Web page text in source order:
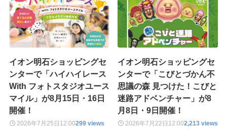
イオン明石ショッピングセ
ンターで「ハイハイレース
With フォトスタジオユース
マイル」が8月15日・16日
開催！
2026年7月25日 12:00299 views
イオン明石ショッピングセ
ンターで「こびとづかん不
思議の森 見つけた！こびと
迷路アドベンチャー」が8
月8日・9日開催！
2026年7月22日 12:002,213 views